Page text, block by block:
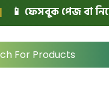
📱 ফেসবুক পেজ বা